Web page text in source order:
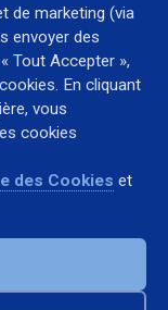
de marketing (via
envoyer des
Tout Accepter »,
En cliquant
vous
cookies
des Cookies et